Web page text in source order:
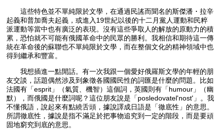
這些特色並不單純限於文學，在通過民謠而聞名的斯傑潘・拉辛
起義和普加喬夫起義，或進入19世紀以後的十二月黨人運動和民粹
派運動等當中也有廣泛的表現。沒有這些爭取人的解放的原動力的積
累，恐怕就不可能有俄國革命中的民眾的勝利。我相信和期待這一傳
統在革命後的蘇聯也不單純限於文學，而在整個文化的精神領域中也
得到繼承和豐富。
我想插進一點閒話。有一次我跟一個愛好俄羅斯文學的年輕的朋
友交談，話題偶然涉及到象徵各國國民性的詞匯是什麼的問題。比如
法國有「esprit」（氣質、機智）這個詞，英國則有「humour」（幽
默），而俄國是什麼詞呢？這位朋友說是「posledovatel'nost'」。我
不懂俄語，說起來有點繞舌頭，據說譯成日語是「徹底性」的意思。
所謂徹底性，據說是指不滿足於把事物追究到一定的階段，而是要頑
固地窮究到底的意思。